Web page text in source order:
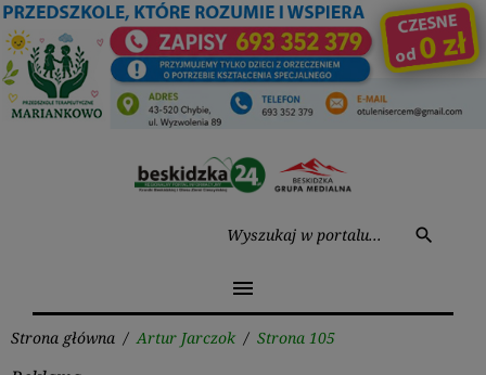
Przejdź
do
treści
search
menu
Strona główna / Artur Jarczok / Strona 105